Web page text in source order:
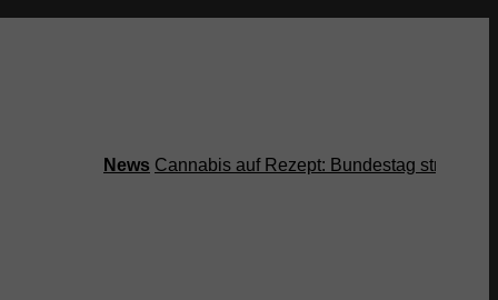
News Cannabis auf Rezept: Bundestag streicht